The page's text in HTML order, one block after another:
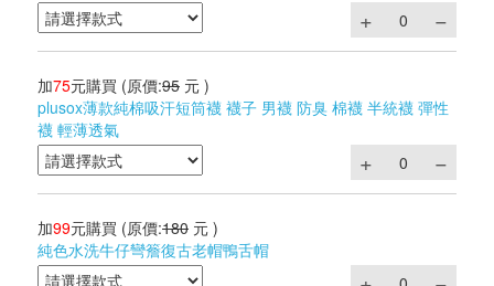
加75元購買 (原價:95 元 )
plusox薄款純棉吸汗短筒襪 襪子 男襪 防臭 棉襪 半統襪 彈性
襪 輕薄透氣
加99元購買 (原價:180 元 )
純色水洗牛仔彎簷復古老帽鴨舌帽